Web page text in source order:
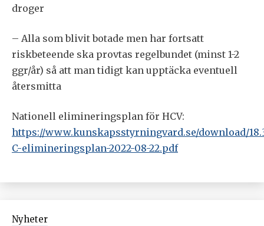
droger
– Alla som blivit botade men har fortsatt
riskbeteende ska provtas regelbundet (minst 1-2
ggr/år) så att man tidigt kan upptäcka eventuell
återsmitta
Nationell elimineringsplan för HCV:
https://www.kunskapsstyrningvard.se/download/
C-elimineringsplan-2022-08-22.pdf
Nyheter